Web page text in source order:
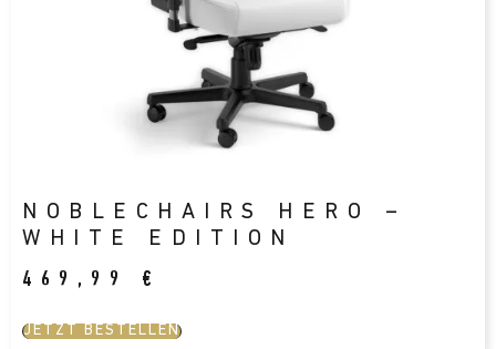
NOBLECHAIRS HERO –
WHITE EDITION
469,99 €
JETZT BESTELLEN